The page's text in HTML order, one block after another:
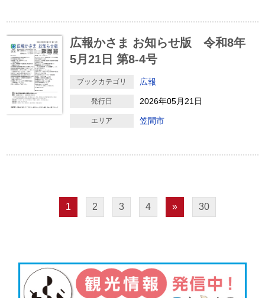
広報かさま お知らせ版 令和8年
5月21日 第8-4号
ブックカテゴリ 広報
発行日 2026年05月21日
エリア 笠間市
1 2 3 4 » 30